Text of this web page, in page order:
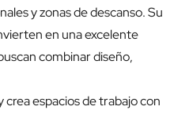
y zonas de descanso. Su
en una excelente
combinar diseño,
crea espacios de trabajo con